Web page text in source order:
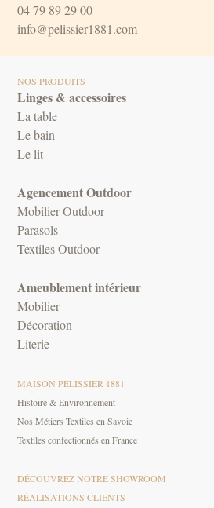
04 79 89 29 00
info@pelissier1881.com
NOS PRODUITS
Linges & accessoires
La table
Le bain
Le lit
Agencement Outdoor
Mobilier Outdoor
Parasols
Textiles Outdoor
Ameublement intérieur
Mobilier
Décoration
Literie
MAISON PELISSIER 1881
Histoire & Environnement
Nos Métiers Textiles en Savoie
Textiles confectionnés en France
DÉCOUVREZ NOTRE SHOWROOM
RÉALISATIONS CLIENTS